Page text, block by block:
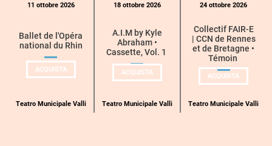
per
categoria
11 ottobre 2026
Ballet de l'Opéra
national du Rhin
ACQUISTAUN
BIGLIETTO
L’OPÉRA
NATIONAL
Teatro Municipale Valli
18 ottobre 2026
A.I.M by Kyle
Abraham •
Cassette, Vol. 1
ACQUISTAUN
BIGLIETTO
KYLE
ABRAHAM
Teatro Municipale Valli
24 ottobre 2026
Collectif FAIR-E
| CCN de Rennes
et de Bretagne •
Témoin
ACQUISTA
BIGLIETTO
E
| CCN DE
Teatro Municipale Valli